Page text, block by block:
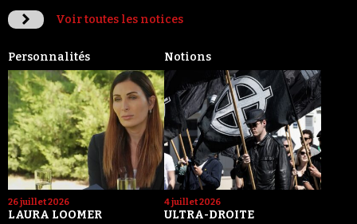
Voir toutes les notices
Personnalités
26 juillet 2026
LAURA LOOMER
Notions
4 juillet 2026
ULTRA-DROITE